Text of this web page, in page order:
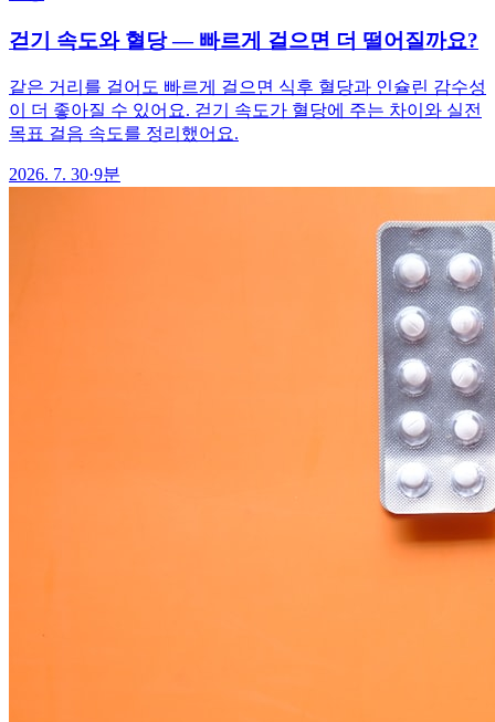
걷기 속도와 혈당 — 빠르게 걸으면 더 떨어질까요?
같은 거리를 걸어도 빠르게 걸으면 식후 혈당과 인슐린 감수성
이 더 좋아질 수 있어요. 걷기 속도가 혈당에 주는 차이와 실전
목표 걸음 속도를 정리했어요.
2026. 7. 30·9분